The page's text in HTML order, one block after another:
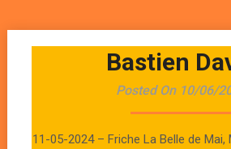
Bastien
Posted On 10/06/
11-05-2024 – Friche La Belle de Mai,